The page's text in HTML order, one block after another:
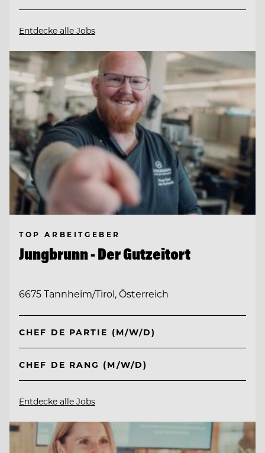
Entdecke alle Jobs
TOP ARBEITGEBER
Jungbrunn - Der Gutzeitort
6675 Tannheim/Tirol, Österreich
CHEF DE PARTIE (M/W/D)
CHEF DE RANG (M/W/D)
Entdecke alle Jobs